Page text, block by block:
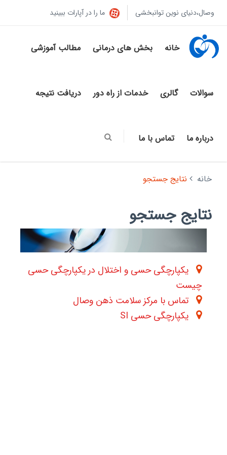
وصال،دنیای نوین توانبخشی ما را در آپارات ببینید
خانه بخش های درمانی مطالب آموزشی
سوالات گالری خدمات از راه دور دریافت نتیجه
درباره ما تماس با ما
خانه نتایج جستجو
نتایج جستجو
یکپارچگی حسی و اختلال در یکپارچگی حسی
چیست
تماس با مرکز سلامت ذهن وصال
یکپارچگی حسی SI